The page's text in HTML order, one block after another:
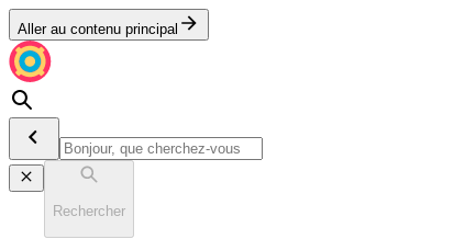
Aller au contenu principal
Rechercher